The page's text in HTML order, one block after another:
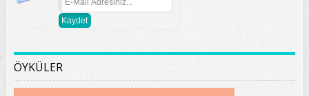
ÖYKÜLER